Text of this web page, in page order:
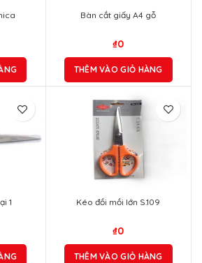
Bàn cắt giấy A4 gỗ
₫0
THÊM VÀO GIỎ HÀNG
1 Kéo đồi mồi lớn S.109
₫0
THÊM VÀO GIỎ HÀNG